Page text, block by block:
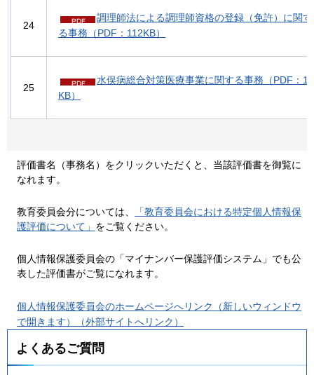
24
調理師法による調理師資格の登録（免許）に関す
る事務（PDF：112KB）
25
水俣病総合対策医療事業に関する事務（PDF：
KB）
評価書名（事務名）をクリックいただくと、当該評価書を御覧に
なれます。
教育委員会分については、
「教育委員会における特定個人情報保
護評価について」 をご覧ください。
個人情報保護委員会の「マイナンバー保護評価システム」でも公
表した評価書がご覧になれます。
個人情報保護委員会のホームページへリンク（新しいウィンドウ
で開きます）（外部サイトへリンク）
よくあるご質問